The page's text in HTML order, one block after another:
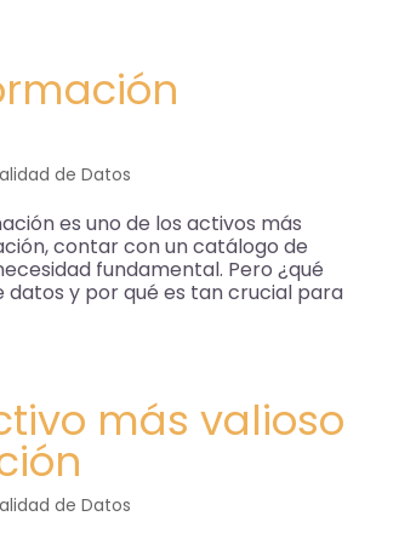
de Datos
es uno de los activos más
contar con un catálogo de
fundamental. Pero ¿qué
y por qué es tan crucial para
más valioso
de Datos